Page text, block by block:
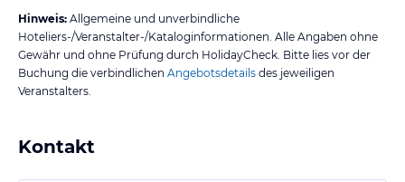
Hinweis: Allgemeine und unverbindliche
Hoteliers-/Veranstalter-/Kataloginformationen. Alle Angaben ohne
Gewähr und ohne Prüfung durch HolidayCheck. Bitte lies vor der
Buchung die verbindlichen Angebotsdetails des jeweiligen
Veranstalters.
Kontakt